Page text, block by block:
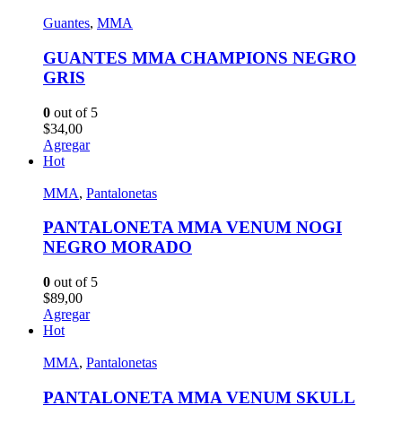
Guantes, MMA
GUANTES MMA CHAMPIONS NEGRO
GRIS
0 out of 5
$34,00
Agregar
Hot
MMA, Pantalonetas
PANTALONETA MMA VENUM NOGI
NEGRO MORADO
0 out of 5
$89,00
Agregar
Hot
MMA, Pantalonetas
PANTALONETA MMA VENUM SKULL